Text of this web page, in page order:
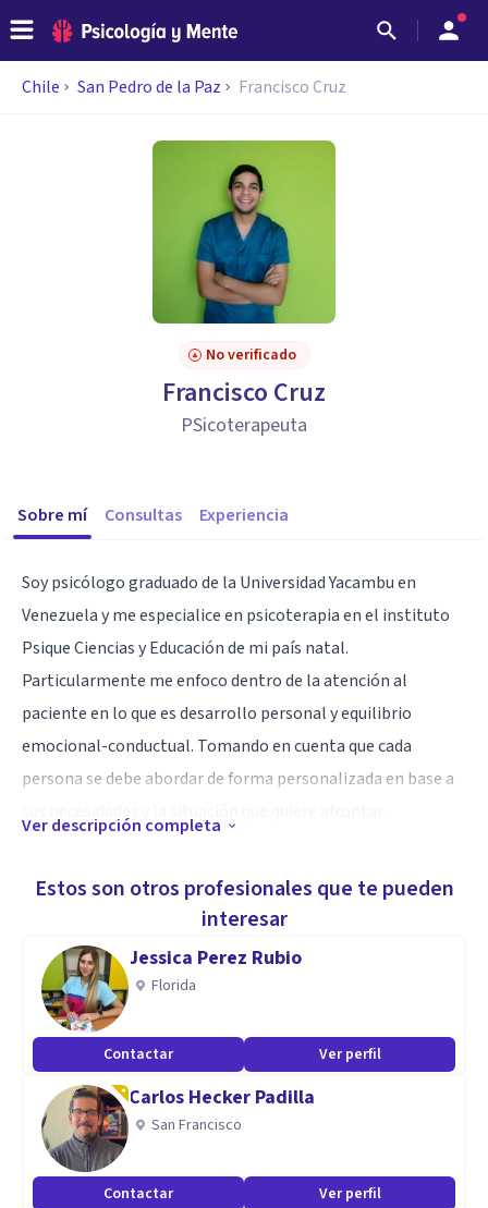
Chile San Pedro de la Paz Francisco Cruz
No verificado
Francisco Cruz
PSicoterapeuta
Sobre mí Consultas Experiencia
Soy psicólogo graduado de la Universidad Yacambu en
Venezuela y me especialice en psicoterapia en el instituto
Psique Ciencias y Educación de mi país natal.
Particularmente me enfoco dentro de la atención al
paciente en lo que es desarrollo personal y equilibrio
emocional-conductual. Tomando en cuenta que cada
persona se debe abordar de forma personalizada en base a
Mis aptitudes se centran en ayudarte con el crecimiento
permitiendo que el paciente aparte de resolver su
problema, pueda crecer y mantener un bienestar
emocional.
Aptitudes
Me especializo en terapia de familia, pareja e infanto-
juvenil.
Ademas, abordo temas relacionados con la depresión,
Ver descripción completa
Estos son otros profesionales que te pueden
interesar
Jessica Perez Rubio
Florida
Contactar Ver perfil
Carlos Hecker Padilla
San Francisco
Contactar Ver perfil